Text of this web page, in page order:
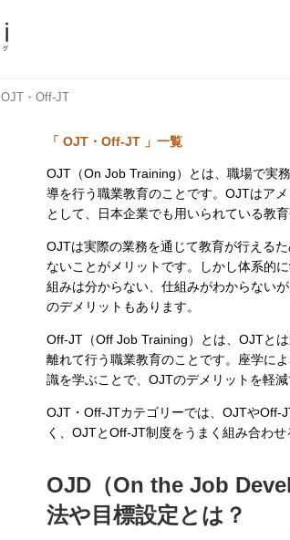
OJT・Off-JT
「 OJT・Off-JT 」一覧
OJT（On Job Training）とは、職場で実
導を行う職業教育のことです。OJTはア
として、日本企業でも用いられている教育
OJTは実際の業務を通じて教育が行える
ないことがメリットです。しかし体系的
組みは分からない、仕組みがわからない
のデメリットもあります。
Off-JT（Off Job Training）とは、OJTと
離れて行う職業教育のことです。座学に
識を学ぶことで、OJTのデメリットを軽減
OJT・Off-JTカテゴリーでは、OJTやOff-
く、OJTとOff-JT制度をうまく組み合わせ
OJD（On the Job
法や目標設定とは？